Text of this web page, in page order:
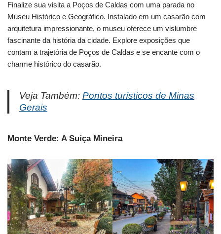
Finalize sua visita a Poços de Caldas com uma parada no
Museu Histórico e Geográfico. Instalado em um casarão com
arquitetura impressionante, o museu oferece um vislumbre
fascinante da história da cidade. Explore exposições que
contam a trajetória de Poços de Caldas e se encante com o
charme histórico do casarão.
Veja Também: Pontos turísticos de Minas
Gerais
Monte Verde: A Suíça Mineira